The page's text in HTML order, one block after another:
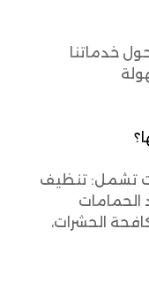
خدماتنا
تشمل: تنظيف
الحمامات
الحشرات،